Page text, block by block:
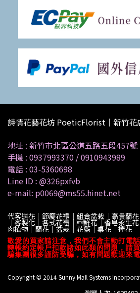
詩情花藝花坊 PoeticFlorist｜新竹花
地址 : 新竹市北區公道五路五段457號
手機 : 0937993370 /0910943989
電話 : 03-5360698
Line ID : @326pxfvb
e-mail: p0069@ms55.hinet.net
代客送花｜節慶花禮｜組合盆栽｜高貴蘭
｜客製化｜各式花禮｜鮮花｜香皂永生
肉植物｜蘭花｜盆栽｜花籃｜桌花｜捧花
敬愛的買家請注意，我們不會主動打電
轉帳約定帳戶扣款諸如此類的問題，請
騙集團很多謹防受騙，如有問題歡迎來
Copyright © 2014 Sunny Mall Systems